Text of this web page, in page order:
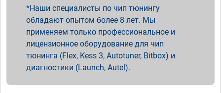
Наши специалисты по чип тюнингу
обладают опытом более 8 лет. Мы
применяем только профессиональное и
лицензионное оборудование для чип
тюнинга (Flex, Kess 3, Autotuner, Bitbox) и
диагностики (Launch, Autel).